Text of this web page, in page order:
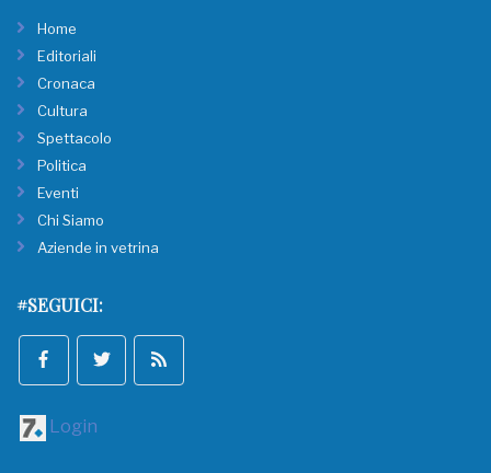
Home
Editoriali
Cronaca
Cultura
Spettacolo
Politica
Eventi
Chi Siamo
Aziende in vetrina
#SEGUICI:
Login